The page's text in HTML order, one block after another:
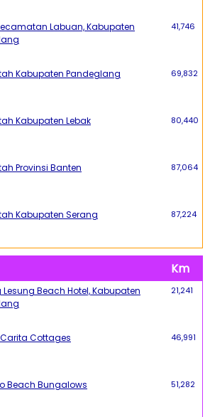
Labuan, Kabupaten
41,746
Kabupaten Pandeglang 69,832
Kabupaten Lebak 80,440
Provinsi Banten 87,064
Kabupaten Serang 87,224
Km
Beach Hotel, Kabupaten
21,241
Cottages 46,991
Beach Bungalows 51,282